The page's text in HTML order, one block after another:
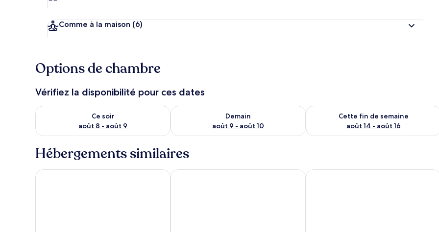
Comme à la maison (6)
Options de chambre
Vérifiez la disponibilité pour ces dates
Ce soir
août 8 - août 9
Vérifier la disponibilité pour ce soir août 8 - août 9
Demain
août 9 - août 10
Vérifier la disponibilité pour demain août 9 - août 10
Cette fin de semaine
août 14 - août 16
Vérifier la disponibilité pour cette fin
Hébergements similaires
Swosti Premium Beach Resorts Puri Blue lily Beach Resort puri Fortune Beachfront, Puri - Member